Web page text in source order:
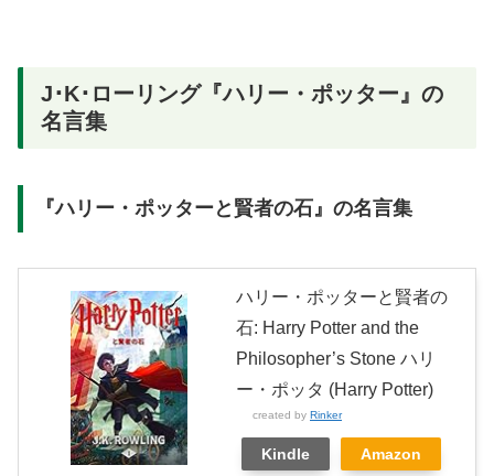
J･K･ローリング『ハリー・ポッター』の
名言集
『ハリー・ポッターと賢者の石』の名言集
ハリー・ポッターと賢者の
石: Harry Potter and the
Philosopher’s Stone ハリ
ー・ポッタ (Harry Potter)
created by Rinker
Kindle Amazon